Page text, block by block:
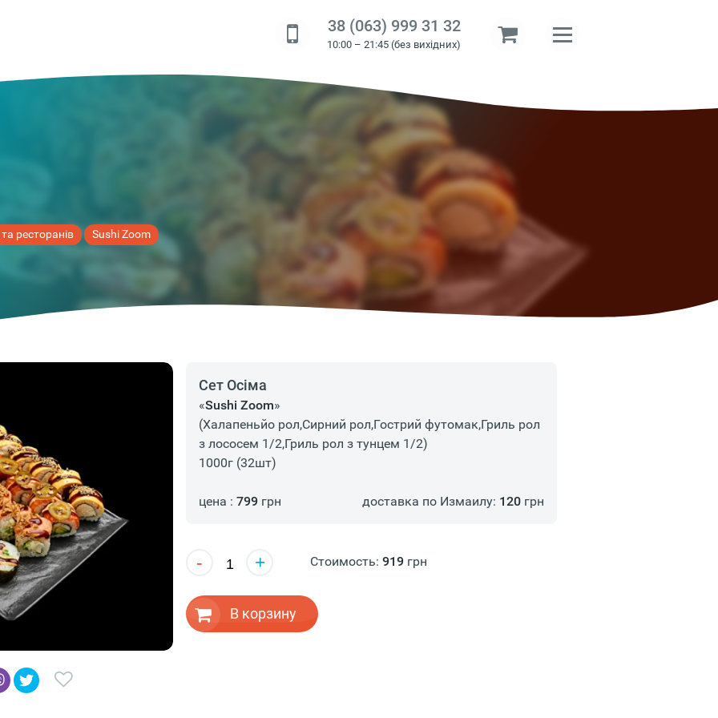
38 (063) 999 31 32
10:00 – 21:45 (без вихідних)
ресторанів Sushi Zoom
Сет Осіма
«Sushi Zoom»
(Халапеньйо рол,Сирний рол,Гострий футомак,Гриль рол
з лососем 1/2,Гриль рол з тунцем 1/2)
1000г (32шт)
цена : 799грн доставка по Измаилу: 120грн
- + Стоимость: 919грн
В корзину